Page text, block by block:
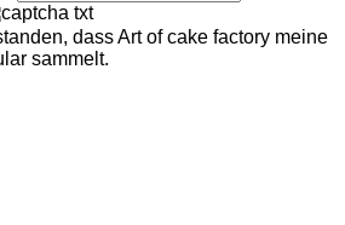
dass Art of cake factory meine
sammelt.